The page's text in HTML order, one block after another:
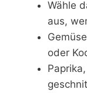
Wähle
aus,
oder